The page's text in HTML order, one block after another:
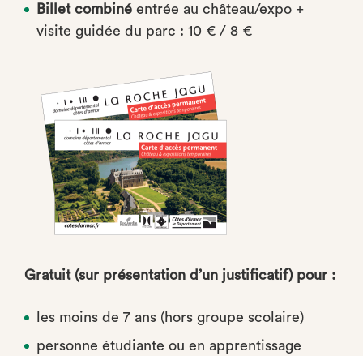
Billet combiné entrée au château/expo +
visite guidée du parc : 10 € / 8 €
Gratuit (sur présentation d’un justificatif) pour :
les moins de 7 ans (hors groupe scolaire)
personne étudiante ou en apprentissage